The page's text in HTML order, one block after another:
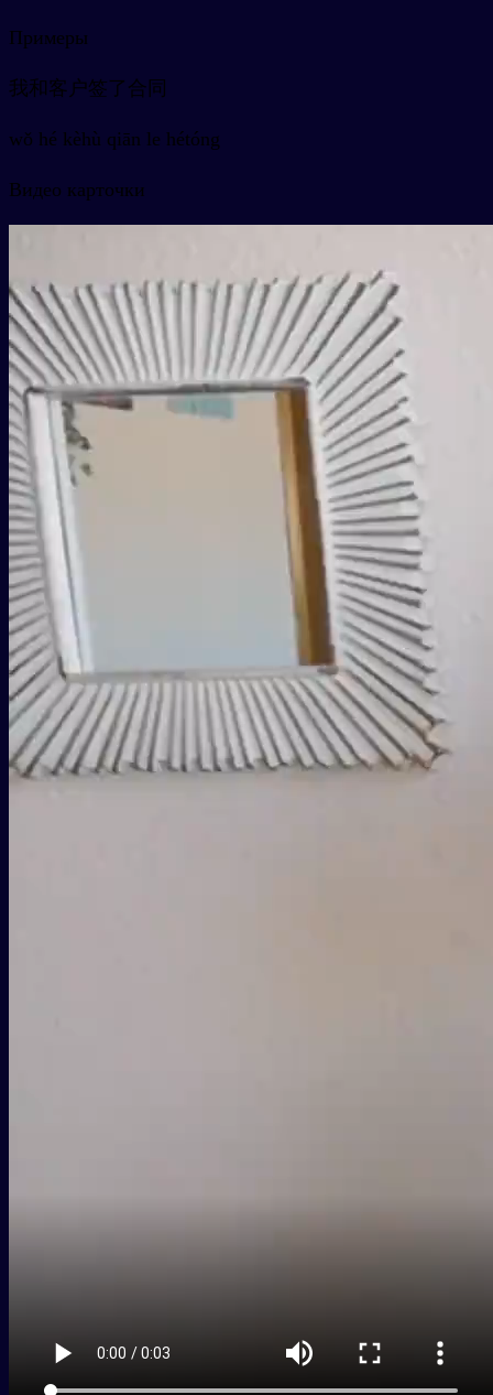
Примеры
我和客户签了合同
wǒ hé kèhù qiān le hétóng
Видео карточки